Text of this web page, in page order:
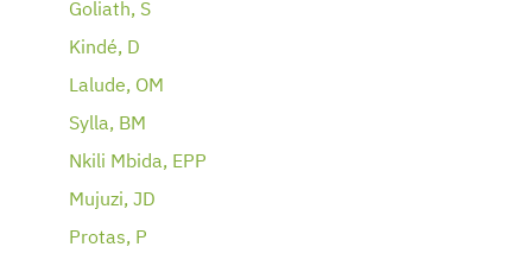
Goliath, S
Kindé, D
Lalude, OM
Sylla, BM
Nkili Mbida, EPP
Mujuzi, JD
Protas, P